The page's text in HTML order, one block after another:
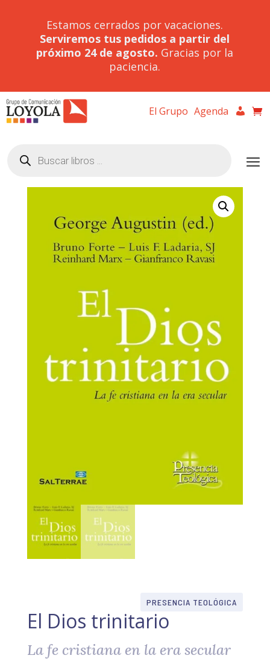
Estamos cerrados por vacaciones.
Serviremos tus pedidos a partir del
próximo 24 de agosto. Gracias por la
paciencia.
El Grupo Agenda
productos
PRESENCIA TEOLÓGICA
El Dios trinitario
La fe cristiana en la era secular